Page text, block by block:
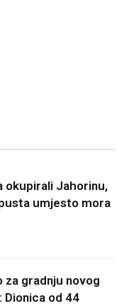
okupirali Jahorinu,
umjesto mora
za gradnju novog
Dionica od 44